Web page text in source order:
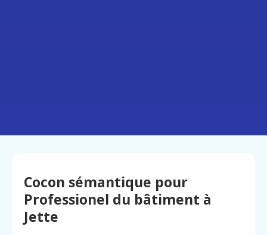
Cocon sémantique pour
Professionel du bâtiment à
Jette